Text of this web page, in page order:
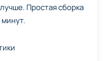
Простая сборка